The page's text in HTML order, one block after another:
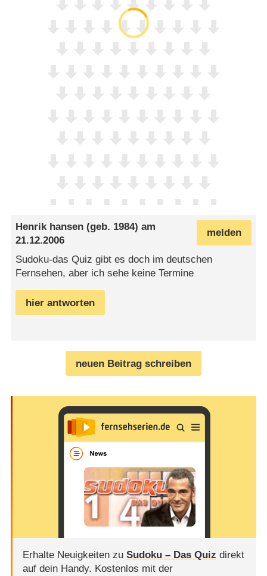
melden
Henrik hansen (geb. 1984) am
21.12.2006
Sudoku-das Quiz gibt es doch im deutschen
Fernsehen, aber ich sehe keine Termine
hier antworten
neuen Beitrag schreiben
Erhalte Neuigkeiten zu Sudoku – Das Quiz direkt
auf dein Handy. Kostenlos mit der